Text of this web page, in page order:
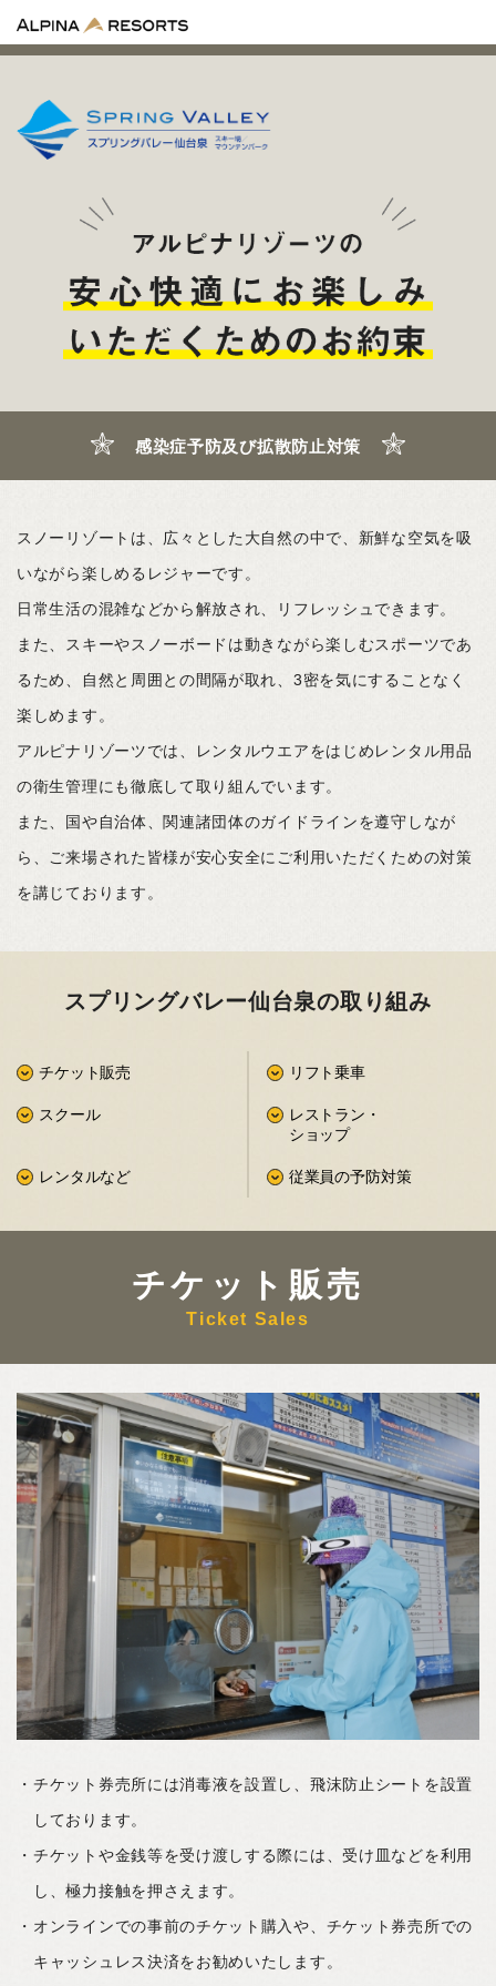
感染症予防及び拡散防止対策
スノーリゾートは、広々とした大自然の中で、新鮮な空気を吸
いながら楽しめるレジャーです。
日常生活の混雑などから解放され、リフレッシュできます。
また、スキーやスノーボードは動きながら楽しむスポーツであ
るため、自然と周囲との間隔が取れ、3密を気にすることなく
楽しめます。
アルピナリゾーツでは、レンタルウエアをはじめレンタル用品
の衛生管理にも徹底して取り組んでいます。
また、国や自治体、関連諸団体のガイドラインを遵守しなが
ら、ご来場された皆様が安心安全にご利用いただくための対策
を講じております。
スプリングバレー仙台泉の取り組み
チケット販売 リフト乗車
スクール
レストラン・
ショップ
レンタルなど 従業員の予防対策
チケット販売
Ticket Sales
チケット券売所には消毒液を設置し、飛沫防止シートを設置
しております。
チケットや金銭等を受け渡しする際には、受け皿などを利用
し、極力接触を押さえます。
オンラインでの事前のチケット購入や、チケット券売所での
キャッシュレス決済をお勧めいたします。